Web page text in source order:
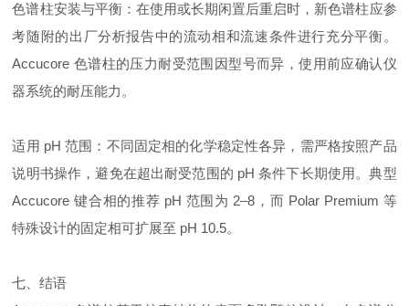
色谱柱安装与平衡：在使用或长期闲置后重启时，新色谱柱应参
考随附的出厂分析报告中的流动相和流速条件进行充分平衡。
Accucore 色谱柱的压力耐受范围因型号而异，使用前应确认仪
器系统的耐压能力。
适用 pH 范围：不同固定相的化学稳定性各异，需严格按照产品
说明书操作，避免在超出耐受范围的 pH 条件下长期使用。典型
Accucore 键合相的推荐 pH 范围为 2–8，而 Polar Premium 等
特殊设计的固定相可扩展至 pH 10.5。
七、结语